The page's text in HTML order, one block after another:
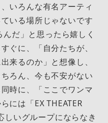
いろんな有名アーティ
いる場所じゃないです
だ」と思ったら嬉しく
ぐに、「自分たちが、
来るのか」と想像し、
ろん、今も不安がない
時に、「ここでワンマ
には「EX THEATER
いグループにならなき